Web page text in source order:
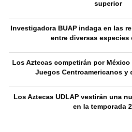
superior
Investigadora BUAP indaga en las
entre diversas especies
Los Aztecas competirán por
Juegos Centroamericanos y
Los Aztecas UDLAP vestirán una
en la temporada